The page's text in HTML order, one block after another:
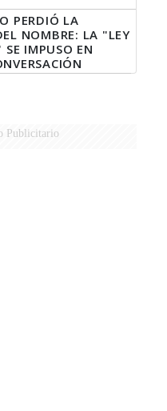
PERDIÓ LA
NOMBRE: LA "LEY
SE IMPUSO EN
Publicitario